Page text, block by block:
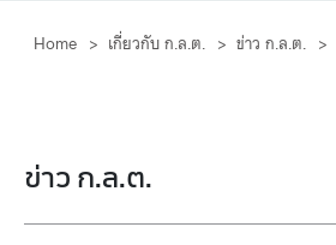
Home > เกี่ยวกับ ก.ล.ต. > ข่าว ก.ล.ต. >
ข่าว ก.ล.ต.